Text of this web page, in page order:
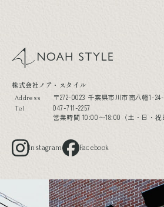
noah style
株式会社ノア・スタイル
Address 〒272-0023 千葉県市川市南八幡1-
Tel
047-711-2257
営業時間 10:00〜18:00（土・日・祝
Instagram Facebook